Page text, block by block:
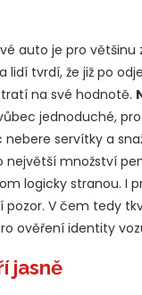
auto je pro většinu
lidí tvrdí, že již po
na své hodnotě.
jednoduché,
servítky a
největší množství
logicky stranou. I
pozor. V čem tedy
ověření identity
jasně